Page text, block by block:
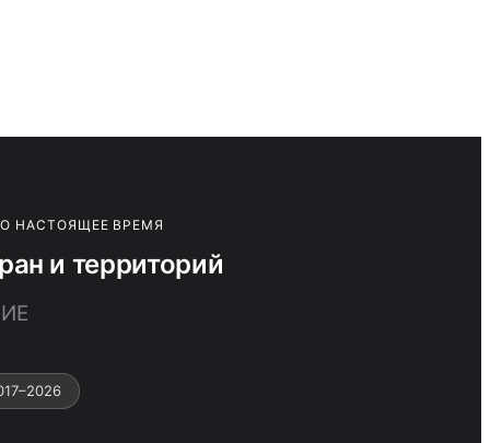
НАСТОЯЩЕЕ ВРЕМЯ
и территорий